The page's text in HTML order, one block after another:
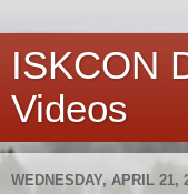
ISKCON
Videos
WEDNESDAY, APRIL 21,